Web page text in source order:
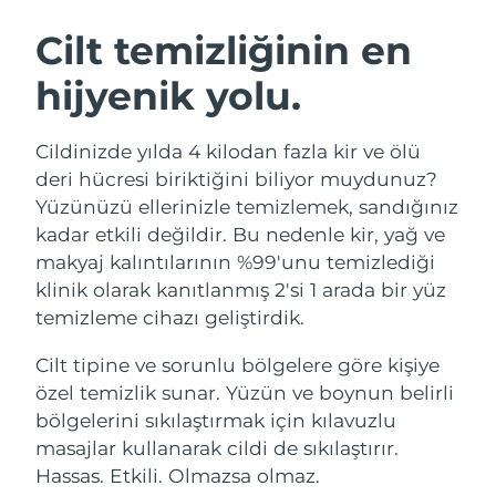
Cilt temizliğinin en
hijyenik yolu.
Cildinizde yılda 4 kilodan fazla kir ve ölü
deri hücresi biriktiğini biliyor muydunuz?
Yüzünüzü ellerinizle temizlemek, sandığınız
kadar etkili değildir. Bu nedenle kir, yağ ve
makyaj kalıntılarının %99'unu temizlediği
klinik olarak kanıtlanmış 2'si 1 arada bir yüz
temizleme cihazı geliştirdik.
Cilt tipine ve sorunlu bölgelere göre kişiye
özel temizlik sunar. Yüzün ve boynun belirli
bölgelerini sıkılaştırmak için kılavuzlu
masajlar kullanarak cildi de sıkılaştırır.
Hassas. Etkili. Olmazsa olmaz.
LUNA™ 4 seti
Anti-aging massage
LUNA™ 4 Plus
Massage, LED heating
LUNA™ 4 Men
For men, anti-aging massage
BEAR™ 2 seti
Microcurrent toning
BEAR™ 2 go
Microcurrent toning on-the-go
BEAR™ 2 eyes & lips
Microcurrent line smoothing device
Nemlendirme
UFO™ 3 seti
Deep facial hydration
UFO™ 3 LED
Near-infrared and red light therapy
device
Ağız bakımı
issa™ 4
Hybrid silicone sonic toothbrush
issa™ 4 plus
Smart hybrid silicone sonic toothbrush
FAQ™ YAŞLANMA KARŞITI BAKIM
Yaşlanma karşıtı LED bakım
NEW
Avustralya
Avusturya
Tahmini teslim tarihi
09/08/2026
Bahreyn
Tahmini teslim tarihi
10/08/2026
Belçika
Tahmini teslim tarihi
Bermuda
Tahmini teslim tarihi
15/08/2026
Bosna-Hersek
Tahmini teslim tarihi
12/08/2026
Tahmini teslim tarihi